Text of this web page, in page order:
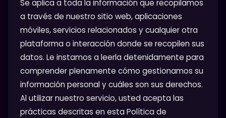
Se aplica a toda la información que recopilamos
a través de nuestro sitio web, aplicaciones
móviles, servicios relacionados y cualquier otra
plataforma o interacción donde se recopilen sus
datos. Le instamos a leerla detenidamente para
comprender plenamente cómo gestionamos su
información personal y cuáles son sus derechos.
Al utilizar nuestro servicio, usted acepta las
prácticas descritas en esta Política de